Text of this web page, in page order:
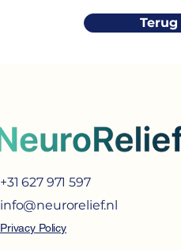
+31 627 971 597
info@neurorelief.nl
Privacy Policy